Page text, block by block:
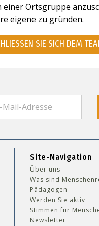
einer Ortsgruppe
eigene zu gründen.
SIE SICH DEM
Site-Navigation
Über uns
Was sind
Pädagogen
Werden Sie aktiv
Stimmen für
Newsletter